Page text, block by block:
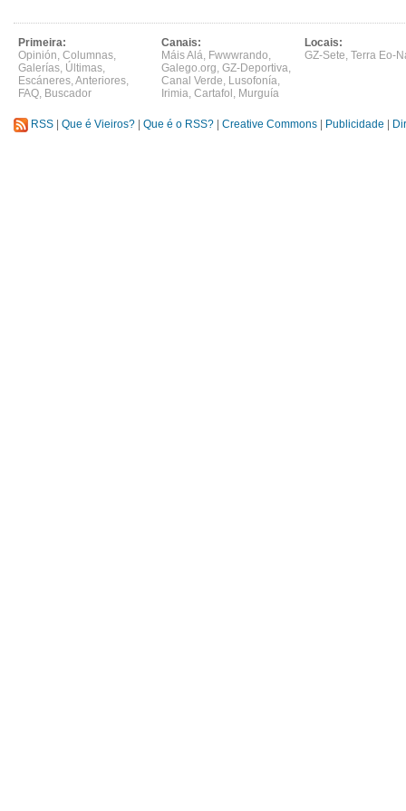
Primeira:
Opinión, Columnas,
Galerías, Últimas,
Escáneres,Anteriores,
FAQ, Buscador
Canais:
Máis Alá, Fwwwrando,
Galego.org, GZ-Deportiva,
Canal Verde, Lusofonía,
Irimia, Cartafol , Murguía
Locais:
GZ-Sete, Terra Eo-
RSS Que é Vieiros? Que é o RSS? Creative Commons Publicidade